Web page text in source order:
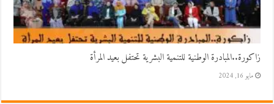
زاكورة..المبادرة الوطنية للتنمية البشرية تحتفل بعيد المرأة
مايو 16, 2024